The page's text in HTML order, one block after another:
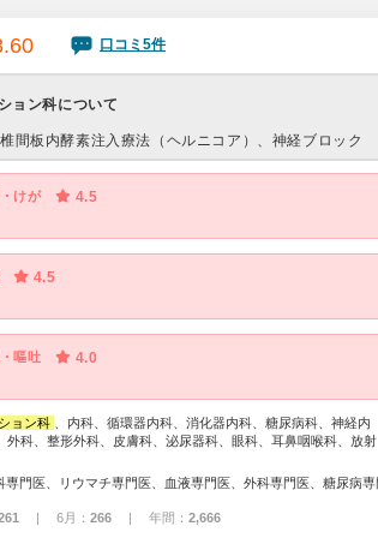
口コミ5件
ョン科について
椎間板内酵素注入療法（ヘルニコア）、神経ブロック
けが 4.5
4.5
嘔吐 4.0
ョン科
、内科、循環器内科、消化器内科、糖尿病科、神経内
外科、整形外科、皮膚科、泌尿器科、眼科、耳鼻咽喉科、放射
| 6月： 266 | 年間： 2,666